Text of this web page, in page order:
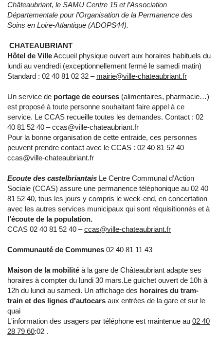
Châteaubriant, le SAMU Centre 15 et l’Association
Départementale pour l’Organisation de la Permanence des
Soins en Loire-Atlantique (ADOPS44).
CHATEAUBRIANT
Hôtel de VilleAccueil physique ouvert aux horaires habituels du
lundi au vendredi (exceptionnellement fermé le samedi matin)
Standard : 02 40 81 02 32 – mairie@ville-chateaubriant.fr
Un service de portage de courses (alimentaires, pharmacie…)
est proposé à toute personne souhaitant faire appel à ce
service. Le CCAS recueille toutes les demandes. Contact : 02
40 81 52 40 – ccas@ville-chateaubriant.fr
Pour la bonne organisation de cette entraide, ces personnes
peuvent prendre contact avec le CCAS : 02 40 81 52 40 –
ccas@ville-chateaubriant.fr
Ecoute des castelbriantais Le Centre Communal d’Action
Sociale (CCAS) assure une permanence téléphonique au 02 40
81 52 40, tous les jours y compris le week-end, en concertation
avec les autres services municipaux qui sont réquisitionnés et à
l’écoute de la population.
CCAS 02 40 81 52 40 –ccas@ville-chateaubriant.fr
Communauté de Communes 02 40 81 11 43
Maison de la mobilité à la gare de Châteaubriant adapte ses
horaires à compter du lundi 30 mars.Le guichet ouvert de 10h à
12h du lundi au samedi. Un affichage des horaires du tram-
train et des lignes d'autocars aux entrées de la gare et sur le
quai
L'information des usagers par téléphone est maintenue au 02 40
28 79 60:02 .